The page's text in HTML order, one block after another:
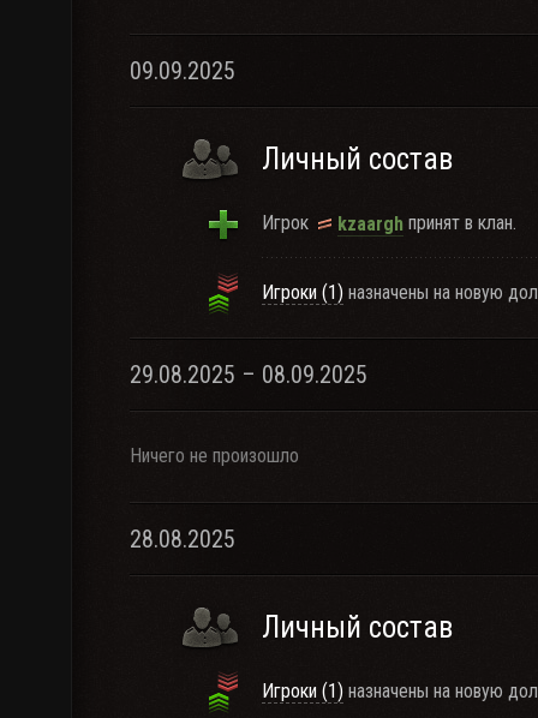
09.09.2025
Личный состав
Игрок kzaargh принят в клан.
Игроки (1) назначены на новую
29.08.2025 – 08.09.2025
Ничего не произошло
28.08.2025
Личный состав
Игроки (1) назначены на новую